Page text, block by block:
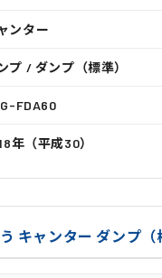
ンター
プ / ダンプ（標準）
FDA60
年（平成30）
キャンター ダンプ